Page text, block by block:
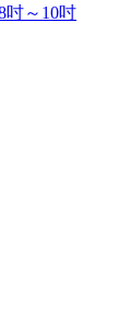
～10吋